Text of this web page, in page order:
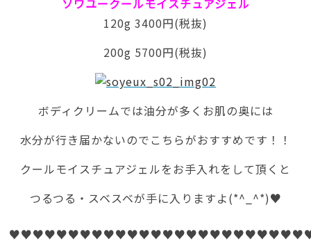
ソワユークールモイスチュアジェル
120g 3400円(税抜)
200g 5700円(税抜)
ボディクリームでは油分が多くお肌の奥には
水分が行き届かないのでこちらがおすすめです！！
クールモイスチュアジェルをお手入れをして頂くと
つるつる・スベスベが手に入りますよ(*^_^*)♥